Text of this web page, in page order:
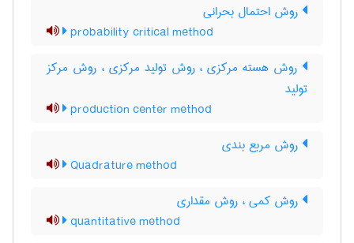
روش احتمال بحرانی
probability critical method
روش هسته مرکزی ، روش تولید مرکزی ، روش مرکز
تولید
production center method
روش مربع بندی
Quadrature method
روش کمی ، روش مقداری
quantitative method